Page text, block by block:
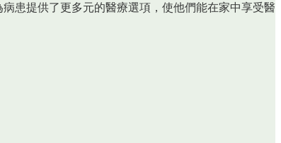
患提供了更多元的醫療選項，使他們能在家中享受醫